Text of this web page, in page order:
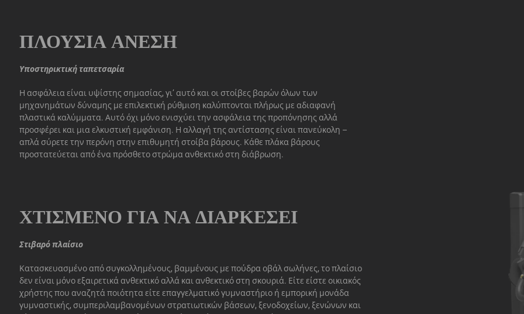
ΠΛΟΎΣΙΑ ΆΝΕΣΗ
Υποστηρικτική ταπετσαρία
Η ασφάλεια είναι υψίστης σημασίας, γι’ αυτό και οι στοίβες βαρών όλων των
μηχανημάτων δύναμης με επιλεκτική ρύθμιση καλύπτονται πλήρως με αδιαφανή
πλαστικά καλύμματα. Αυτό όχι μόνο ενισχύει την ασφάλεια της προπόνησης αλλά
προσφέρει και μια ελκυστική εμφάνιση. Η αλλαγή της αντίστασης είναι πανεύκολη –
απλά σύρετε την περόνη στην επιθυμητή στοίβα βάρους. Κάθε πλάκα βάρους
προστατεύεται από ένα πρόσθετο στρώμα ανθεκτικό στη διάβρωση.
ΧΤΙΣΜΈΝΟ ΓΙΑ ΝΑ ΔΙΑΡΚΈΣΕΙ
Στιβαρό πλαίσιο
Κατασκευασμένο από συγκολλημένους, βαμμένους με πούδρα οβάλ σωλήνες, το πλαίσιο
δεν είναι μόνο εξαιρετικά ανθεκτικό αλλά και ανθεκτικό στη σκουριά. Είτε είστε οικιακός
χρήστης που αναζητά ποιότητα είτε επαγγελματικό γυμναστήριο ή εμπορική μονάδα
γυμναστικής, συμπεριλαμβανομένων στρατιωτικών βάσεων, ξενοδοχείων, ξενώνων και